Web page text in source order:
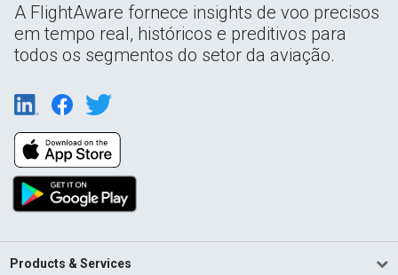
A FlightAware fornece insights de voo precisos
em tempo real, históricos e preditivos para
todos os segmentos do setor da aviação.
Products & Services